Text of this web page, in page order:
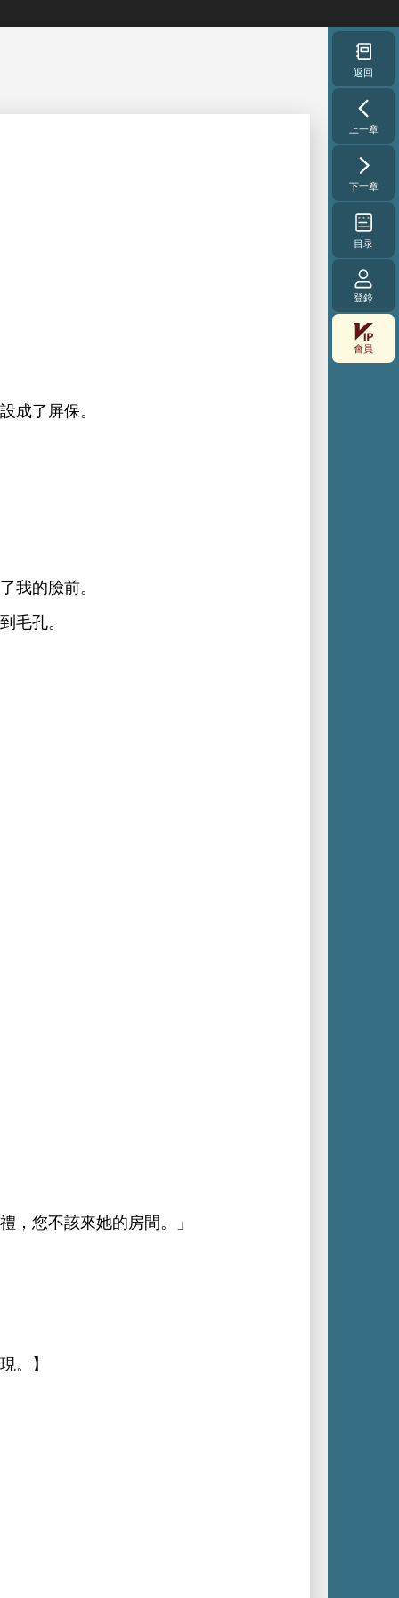
成 屏保。
。
到毛孔。
，您 該 。」
現。】
返回
上一章
下一章
目录
登錄
會員